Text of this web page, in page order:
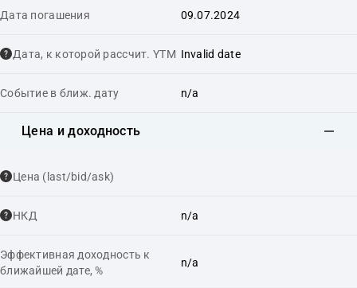
Дата погашения 09.07.2024
Дата, к которой рассчит. YTM Invalid date
Событие в ближ. дату n/a
Цена и доходность
Цена (last/bid/ask)
НКД n/a
Эффективная доходность к
ближайшей дате, %
n/a